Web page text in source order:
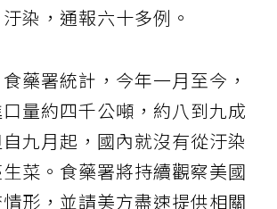
染，通報六十多例。
藥署統計，今年一月至今，
量約四千公噸，約八到九成
九月起，國內就沒有從汙染
菜。食藥署將持續觀察美國
形，並請美方盡速提供相關